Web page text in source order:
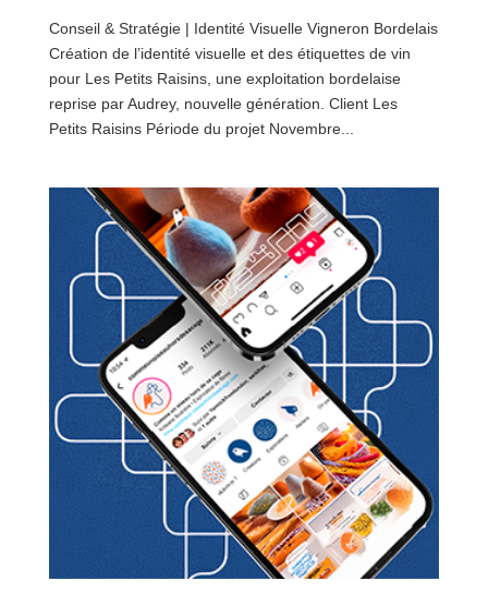
Conseil & Stratégie | Identité Visuelle Vigneron Bordelais
Création de l’identité visuelle et des étiquettes de vin
pour Les Petits Raisins, une exploitation bordelaise
reprise par Audrey, nouvelle génération. Client Les
Petits Raisins Période du projet Novembre...